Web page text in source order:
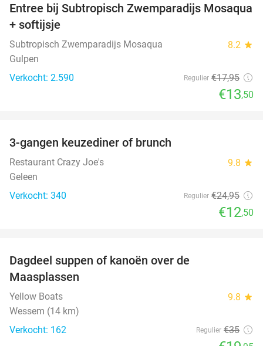
25%
Entree bij Subtropisch Zwemparadijs Mosaqua
+ softijsje
Subtropisch Zwemparadijs Mosaqua 8.2 star
Gulpen
Verkocht: 2.590
Regulier €17,95
€13,50
3-gangen keuzediner of brunch
Restaurant Crazy Joe's 9.8 star
Geleen
Verkocht: 340
Regulier €24,95
€12,50
Dagdeel suppen of kanoën over de
Maasplassen
Yellow Boats 9.8 star
Wessem (14 km)
Verkocht: 162
Regulier €35